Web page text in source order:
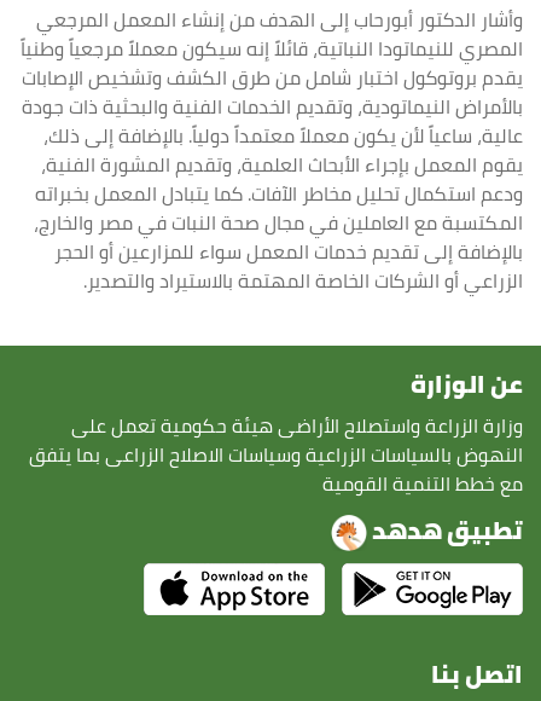
وأشار الدكتور أبورحاب إلى الهدف من إنشاء المعمل المرجعي
المصري للنيماتودا النباتية، قائلاً إنه سيكون معملاً مرجعياً وطنياً
يقدم بروتوكول اختبار شامل من طرق الكشف وتشخيص الإصابات
بالأمراض النيماتودية، وتقديم الخدمات الفنية والبحثية ذات جودة
عالية، ساعياً لأن يكون معملاً معتمداً دولياً. بالإضافة إلى ذلك،
يقوم المعمل بإجراء الأبحاث العلمية، وتقديم المشورة الفنية،
ودعم استكمال تحليل مخاطر الآفات. كما يتبادل المعمل بخبراته
المكتسبة مع العاملين في مجال صحة النبات في مصر والخارج،
بالإضافة إلى تقديم خدمات المعمل سواء للمزارعين أو الحجر
الزراعي أو الشركات الخاصة المهتمة بالاستيراد والتصدير.
عن الوزارة
وزارة الزراعة واستصلاح الأراضى هيئة حكومية تعمل على
النهوض بالسياسات الزراعية وسياسات الاصلاح الزراعى بما يتفق
مع خطط التنمية القومية
تطبيق هدهد
اتصل بنا